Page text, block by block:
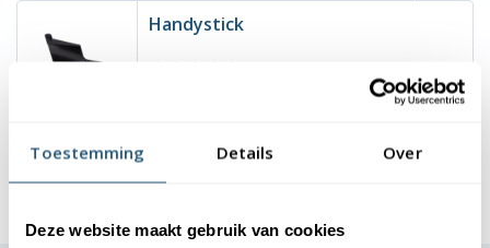
Toestemming Details Over
Deze website maakt gebruik van cookies
Handystick